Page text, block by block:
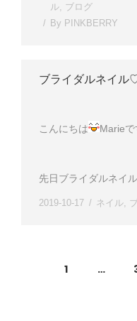
ル, ブログ
By PINKBERRY
ブライダルネイル
こんにちは Marieで
先日ブライダルネイ
2019-10-17 ネイル,
1 …